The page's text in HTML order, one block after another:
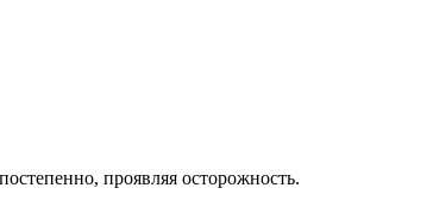
проявляя осторожность.